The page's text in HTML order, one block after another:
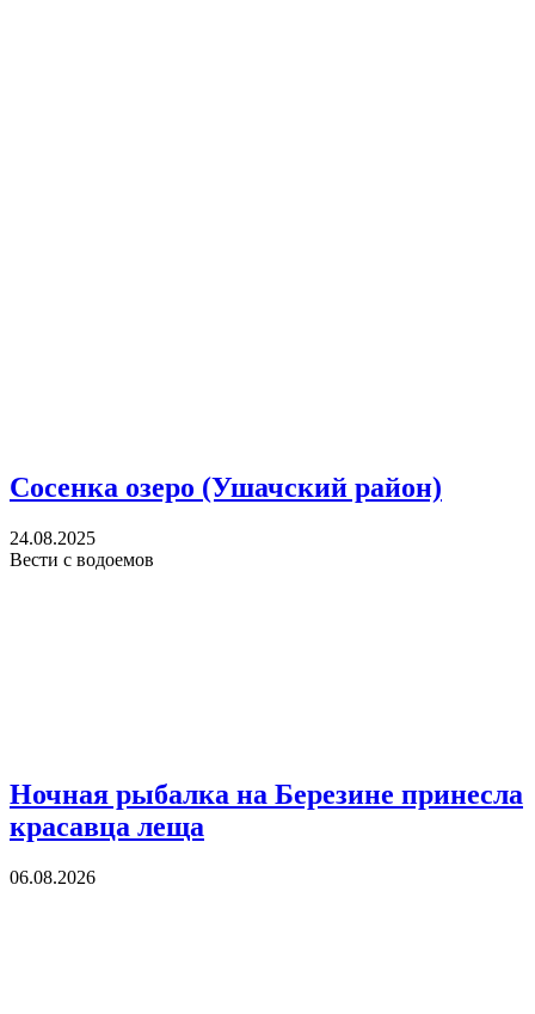
Сосенка озеро (Ушачский район)
24.08.2025
Вести с водоемов
Ночная рыбалка на Березине принесла
красавца леща
06.08.2026